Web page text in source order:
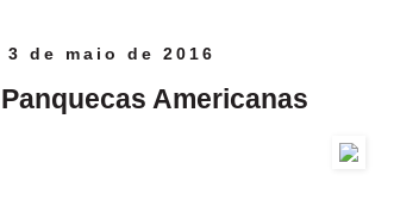
3 de maio de 2016
Panquecas Americanas